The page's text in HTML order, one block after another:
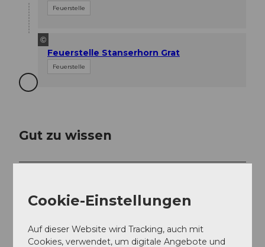
Feuerstelle
©
Feuerstelle Stanserhorn Grat
Feuerstelle
Gut zu wissen
wetterabhängig
Cookie-Einstellungen
Auf dieser Website wird Tracking, auch mit
Cookies, verwendet, um digitale Angebote und